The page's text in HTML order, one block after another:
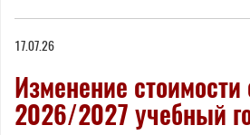
17.07.26
Изменение
2026/2027 учебный